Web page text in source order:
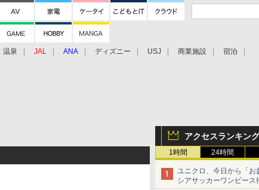
温泉 JAL ANA ディズニー USJ 商業施設 宿泊
アクセスランキング
1時間 24時間
ユニクロ、今日から「お
シアサッカーワンピース